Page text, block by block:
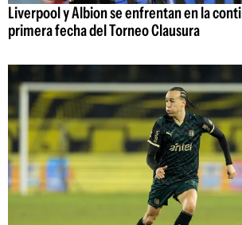
Liverpool y Albion se enfrentan en la
primera fecha del Torneo Clausura